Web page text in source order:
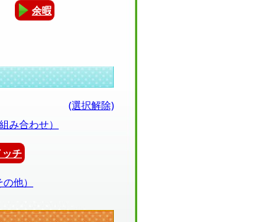
余暇
(選択解除)
み合わせ）
ッチ
他）